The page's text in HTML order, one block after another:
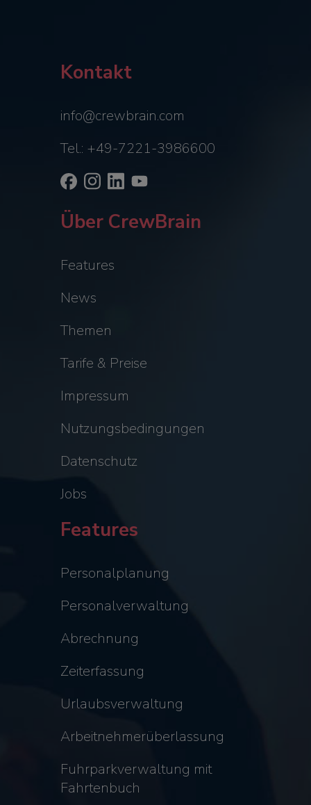
Kontakt
info@crewbrain.com
Tel.: +49-7221-3986600
Über CrewBrain
Features
News
Themen
Tarife & Preise
Impressum
Nutzungsbedingungen
Datenschutz
Jobs
Features
Personalplanung
Personalverwaltung
Abrechnung
Zeiterfassung
Urlaubsverwaltung
Arbeitnehmerüberlassung
Fuhrparkverwaltung mit
Fahrtenbuch